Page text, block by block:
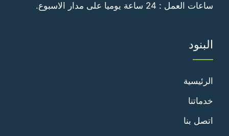
ساعات العمل : 24 ساعة يوميا على مدار الاسبوع.
البنود
الرئيسية
خدماتنا
اتصل بنا